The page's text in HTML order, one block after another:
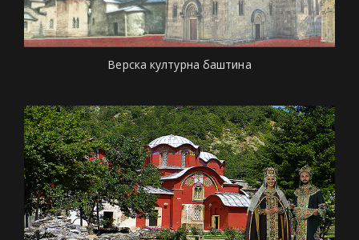
Верска културна баштина